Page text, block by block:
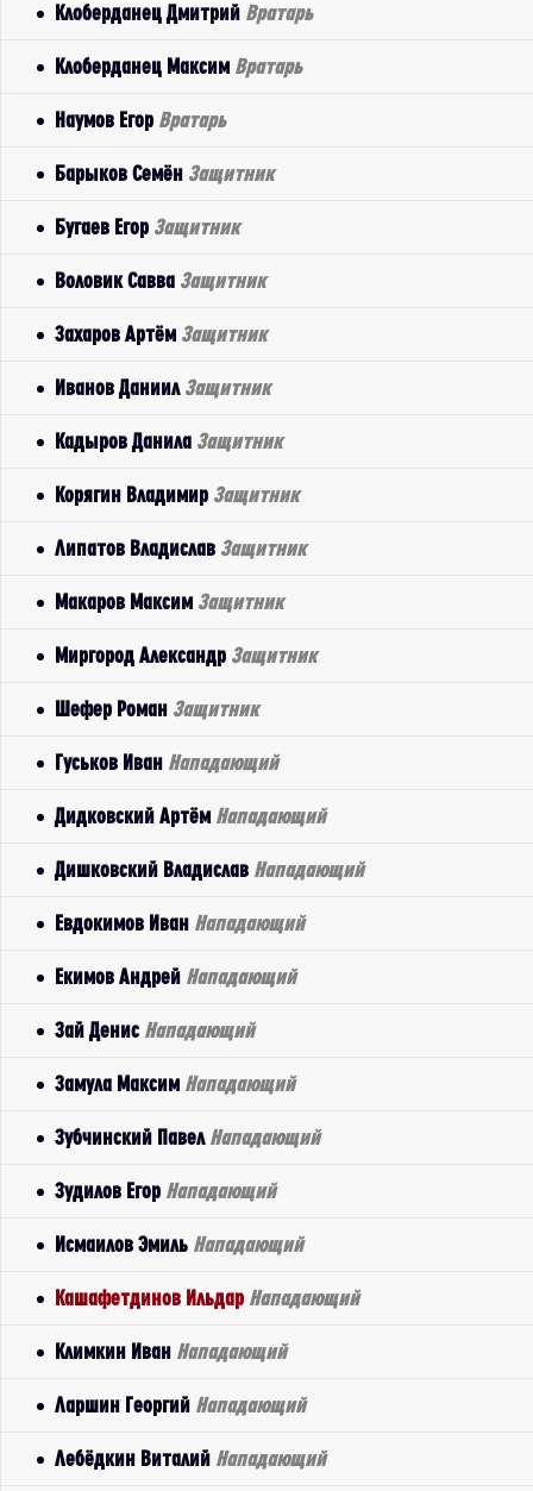
Клоберданец Дмитрий Вратарь
Клоберданец Максим Вратарь
Наумов Егор Вратарь
Барыков Семён Защитник
Бугаев Егор Защитник
Воловик Савва Защитник
Захаров Артём Защитник
Иванов Даниил Защитник
Кадыров Данила Защитник
Корягин Владимир Защитник
Липатов Владислав Защитник
Макаров Максим Защитник
Миргород Александр Защитник
Шефер Роман Защитник
Гуськов Иван Нападающий
Дидковский Артём Нападающий
Дишковский Владислав Нападающий
Евдокимов Иван Нападающий
Екимов Андрей Нападающий
Зай Денис Нападающий
Замула Максим Нападающий
Зубчинский Павел Нападающий
Зудилов Егор Нападающий
Исмаилов Эмиль Нападающий
Кашафетдинов Ильдар Нападающий
Климкин Иван Нападающий
Ларшин Георгий Нападающий
Лебёдкин Виталий Нападающий